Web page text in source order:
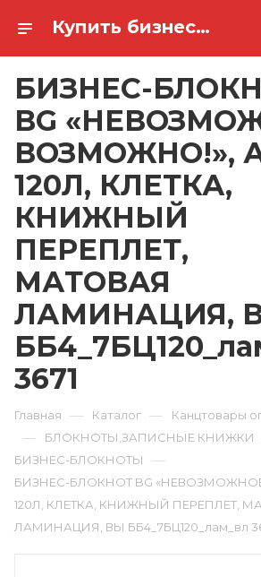
Купить бизнес-блокнот bg «невозможное-возможно!», а4, 120л, клетка, книжный переплет, матовая ламинация, вы ББ4_7БЦ120_лам_вл 3671 в Ростове-на-Дону
БИЗНЕС-
BG
ВОЗМОЖНО!»,
120Л, КЛЕТКА,
КНИЖНЫЙ
ПЕРЕПЛЕТ,
МАТОВАЯ
ЛАМИНАЦИЯ,
3671
Главная — Каталог — Канцтовары
— БЛОКНОТЫ,ЗАПИСНЫЕ КНИЖКИ
БИЗНЕС-БЛОКНОТЫ —
БИЗНЕС-БЛОКНОТ BG
120Л, КЛЕТКА, КНИЖНЫЙ ПЕРЕПЛЕТ,
ЛАМИНАЦИЯ, ВЫ ББ4_7БЦ120_лам_вл